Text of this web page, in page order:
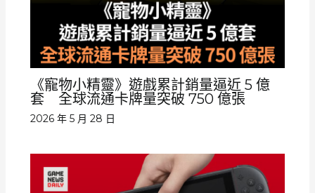
《寵物小精靈》遊戲累計銷量逼近 5 億
套 全球流通卡牌量突破 750 億張
2026 年 5 月 28 日